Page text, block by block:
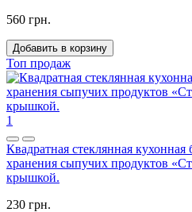
560 грн.
Добавить в корзину
Топ продаж
1
Квадратная стеклянная
хранения сыпучих продуктов
крышкой.
230 грн.